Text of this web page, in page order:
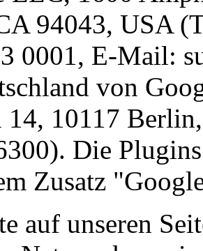
94043, USA
0001, E-Mail:
von
14, 10117
Die
Zusatz
auf unseren